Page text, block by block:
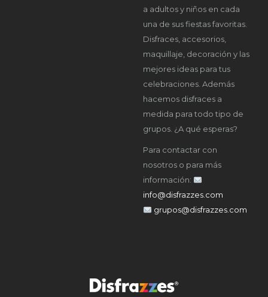
a adultos y niños en cada
una de sus fiestas favoritas.
Disfraces, accesorios,
maquillaje, decoración y las
mejores ideas para tus
celebraciones. Además
hacemos disfraces a
medida para todo tipo de
grupos. ¿A qué esperas?
Para contactar con
nosotros o para más
información:
info@disfrazzes.com
grupos@disfrazzes.com